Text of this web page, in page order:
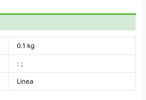
0.1 kg
: ;
Linea